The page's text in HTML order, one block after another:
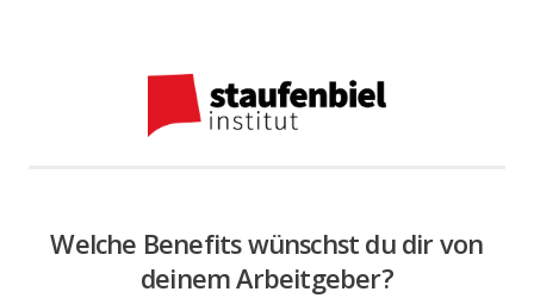
Welche Benefits wünschst du dir von
deinem Arbeitgeber?